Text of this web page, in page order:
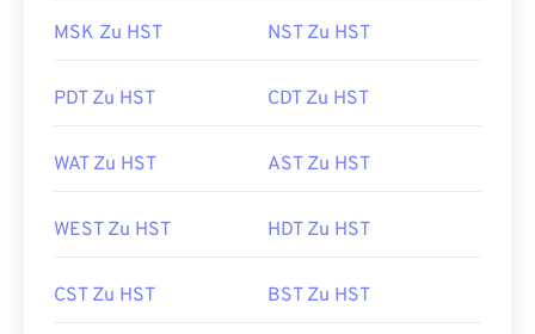
MSK Zu HST NST Zu HST
PDT Zu HST CDT Zu HST
WAT Zu HST AST Zu HST
WEST Zu HST HDT Zu HST
CST Zu HST BST Zu HST